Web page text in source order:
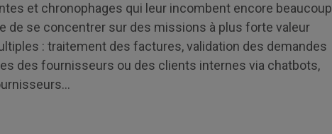
et chronophages qui leur incombent encore beaucoup
de se concentrer sur des missions à plus forte valeur
: traitement des factures, validation des demandes
des fournisseurs ou des clients internes via chatbots,